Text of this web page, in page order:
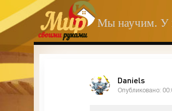
Мы научим. У
Daniels
Опубликовано: